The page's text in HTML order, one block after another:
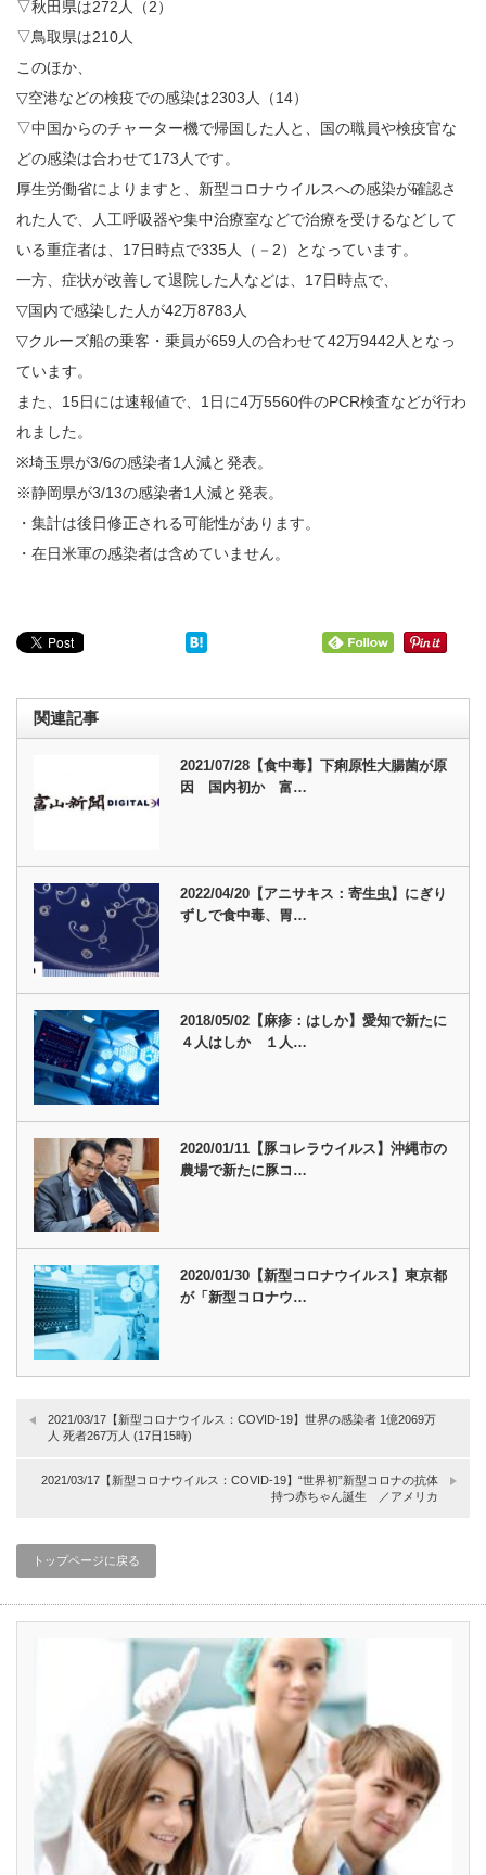
▽秋田県は272人（2）
▽鳥取県は210人
このほか、
▽空港などの検疫での感染は2303人（14）
▽中国からのチャーター機で帰国した人と、国の職員や検疫官な
どの感染は合わせて173人です。
厚生労働省によりますと、新型コロナウイルスへの感染が確認さ
れた人で、人工呼吸器や集中治療室などで治療を受けるなどして
いる重症者は、17日時点で335人（－2）となっています。
一方、症状が改善して退院した人などは、17日時点で、
▽国内で感染した人が42万8783人
▽クルーズ船の乗客・乗員が659人の合わせて42万9442人となっ
ています。
また、15日には速報値で、1日に4万5560件のPCR検査などが行わ
れました。
※埼玉県が3/6の感染者1人減と発表。
※静岡県が3/13の感染者1人減と発表。
・集計は後日修正される可能性があります。
・在日米軍の感染者は含めていません。
関連記事
2021/07/28【食中毒】下痢原性大腸菌が原
因 国内初か 富…
2022/04/20【アニサキス：寄生虫】にぎり
ずしで食中毒、胃…
2018/05/02【麻疹：はしか】愛知で新たに
４人はしか １人…
2020/01/11【豚コレラウイルス】沖縄市の
農場で新たに豚コ…
2020/01/30【新型コロナウイルス】東京都
が「新型コロナウ…
2021/03/17【新型コロナウイルス：COVID-19】世界の感染者 1億2069万
人 死者267万人 (17日15時)
2021/03/17【新型コロナウイルス：COVID-19】“世界初”新型コロナの抗体
持つ赤ちゃん誕生 ／アメリカ
トップページに戻る